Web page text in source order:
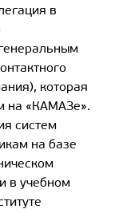
в
которая
на «КАМАЗе».
систем
на базе
в учебном